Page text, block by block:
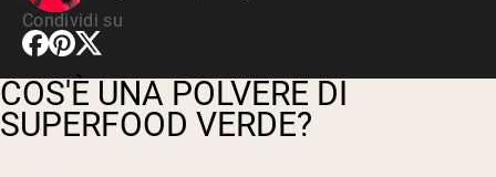
Condividi su
COS'È UNA POLVERE DI
SUPERFOOD VERDE?